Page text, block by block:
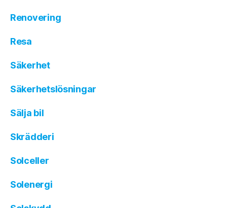
Renovering
Resa
Säkerhet
Säkerhetslösningar
Sälja bil
Skrädderi
Solceller
Solenergi